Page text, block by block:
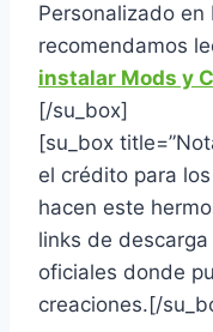
Personalizado en
recomendamos
instalar Mods y
[/su_box]
[su_box
el crédito para
hacen este
links de
oficiales donde
creaciones. [/